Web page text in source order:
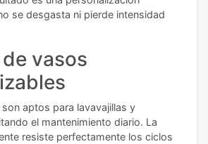
se desgasta ni pierde intensidad
vasos
aptos para lavavajillas y
el mantenimiento diario. La
resiste perfectamente los ciclos